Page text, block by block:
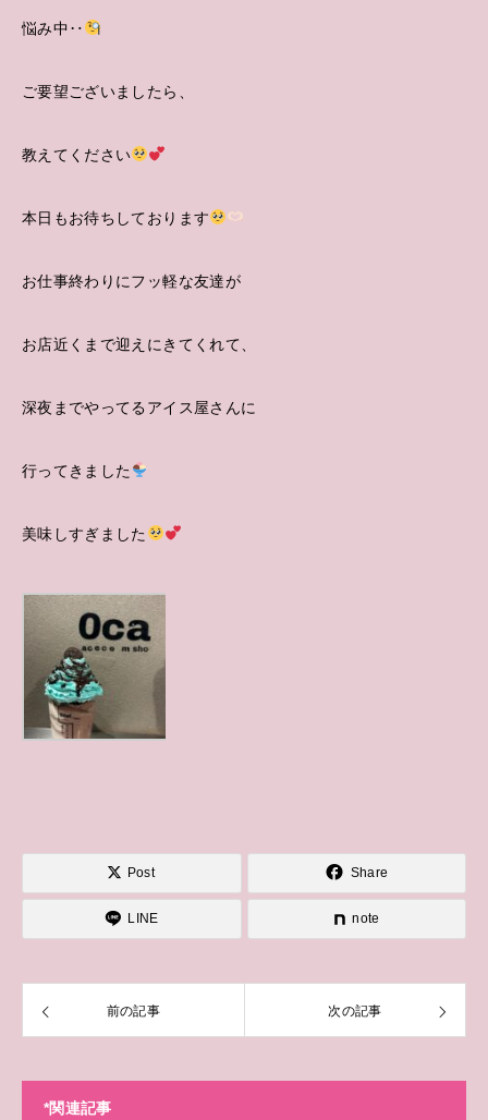
悩み中‥
ご要望ございましたら、
教えてください
本日もお待ちしております
お仕事終わりにフッ軽な友達が
お店近くまで迎えにきてくれて、
深夜までやってるアイス屋さんに
行ってきました
美味しすぎました
Post Share
LINE note
前の記事 次の記事
*関連記事